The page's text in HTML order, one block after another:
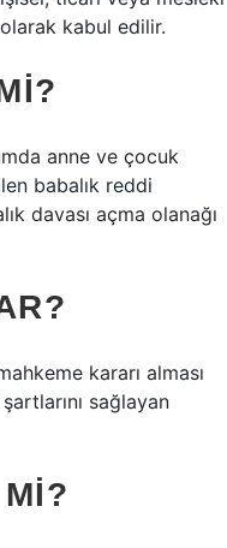
kabul edilir.
anne ve çocuk
babalık reddi
davası açma olanağı
kararı alması
sağlayan